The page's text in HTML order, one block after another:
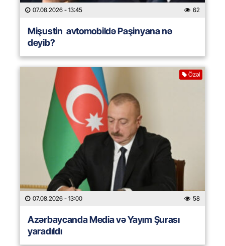
07.08.2026 - 13:45 62
Mişustin avtomobildə Paşinyana nə
deyib?
Özəl
07.08.2026 - 13:00 58
Azərbaycanda Media və Yayım Şurası
yaradıldı